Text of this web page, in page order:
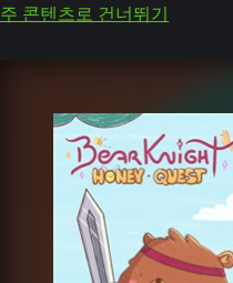
주 콘텐츠로 건너뛰기